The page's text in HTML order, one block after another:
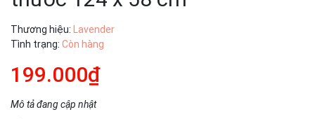
Thương hiệu:
Lavender
Tình trạng: Còn hàng
199.000₫
Mô tả đang cập nhật